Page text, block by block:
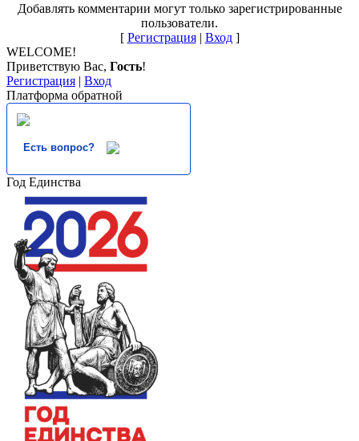
Добавлять комментарии могут только зарегистрированные
пользователи.
[ Регистрация| Вход]
WELCOME!
Приветствую Вас, Гость!
Регистрация | Вход
Платформа обратной
Есть вопрос?
Год Единства